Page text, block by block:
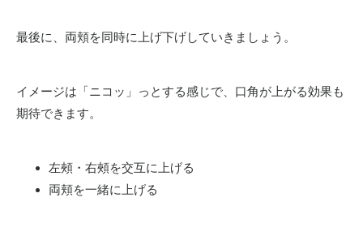
最後に、両頬を同時に上げ下げしていきましょう。
イメージは「ニコッ」っとする感じで、口角が上がる効果も
期待できます。
左頰・右頰を交互に上げる
両頬を一緒に上げる